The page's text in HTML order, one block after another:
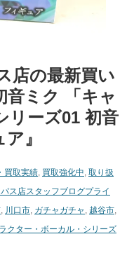
店の最新買い
ミク ​「キャ
リーズ01 ​初音
』
買取実績, 買取強化中, 取り扱
ス店スタッフブログプライ
, 川口市, ガチャガチャ , 越谷市,
クター・ボーカル・シリーズ